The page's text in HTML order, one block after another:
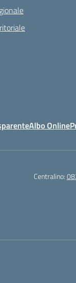
Albo Online
Centralino: